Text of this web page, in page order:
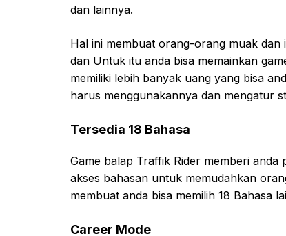
dan lainnya.
Hal ini membuat orang-orang muak
dan Untuk itu anda bisa memainkan
memiliki lebih banyak uang yang bisa
harus menggunakannya dan mengatur
Tersedia 18 Bahasa
Game balap Traffik Rider memberi
akses bahasan untuk memudahkan
membuat anda bisa memilih 18 Bahasa
Career Mode